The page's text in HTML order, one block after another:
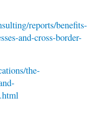
reports/benefits-
and-cross-border-
the-